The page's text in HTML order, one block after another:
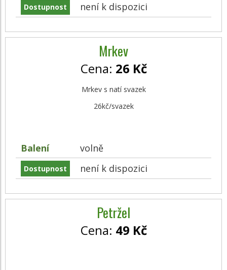
Dostupnost není k dispozici
Mrkev
Cena: 26 Kč
Mrkev s natí svazek
26kč/svazek
Balení volně
Dostupnost není k dispozici
Petržel
Cena: 49 Kč